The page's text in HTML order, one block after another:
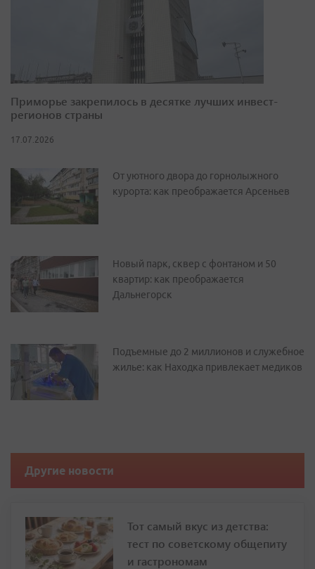
Приморье закрепилось в десятке лучших инвест-
регионов страны
17.07.2026
От уютного двора до горнолыжного
курорта: как преображается Арсеньев
Новый парк, сквер с фонтаном и 50
квартир: как преображается
Дальнегорск
Подъемные до 2 миллионов и служебное
жилье: как Находка привлекает медиков
Другие новости
Тот самый вкус из детства:
тест по советскому общепиту
и гастрономам